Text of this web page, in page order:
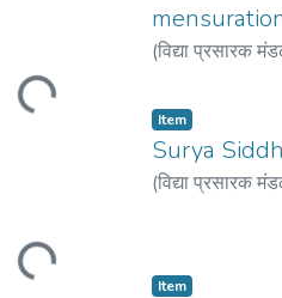
(विद्या प्रसारक
Item
Surya
(विद्या प्रसारक
Item